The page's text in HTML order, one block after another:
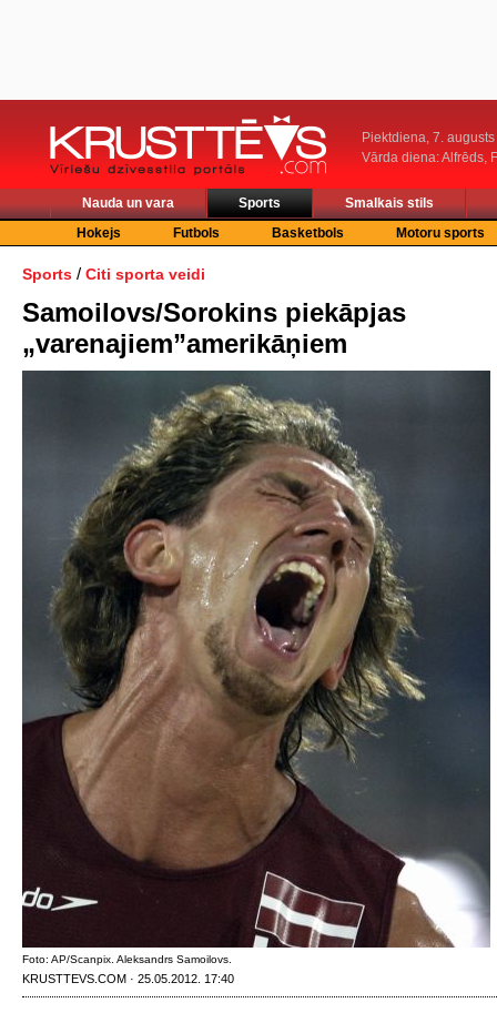
Piektdiena, 7. augusts
Vārda diena: Alfrēds,
Nauda un vara Sports
Smalkais stils
Hokejs
Futbols Basketbols Motoru sports
Sports / Citi sporta veidi
Samoilovs/Sorokins piekāpjas
„varenajiem”amerikāņiem
Foto: AP/Scanpix. Aleksandrs Samoilovs.
KRUSTTEVS.COM · 25.05.2012. 17:40